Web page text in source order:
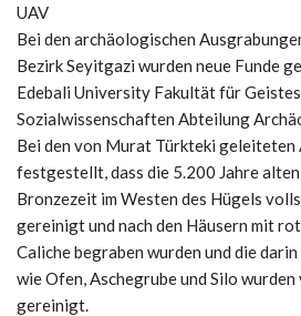
UAV
Bei den archäologischen
Bezirk Seyitgazi wurden neue Funde
Edebali University Fakultät für
Sozialwissenschaften Abteilung
Bei den von Murat Türkteki geleiteten
festgestellt, dass die 5.200 Jahre
Bronzezeit im Westen des Hügels
gereinigt und nach den Häusern mit
Caliche begraben wurden und die
wie Ofen, Aschegrube und Silo
gereinigt.